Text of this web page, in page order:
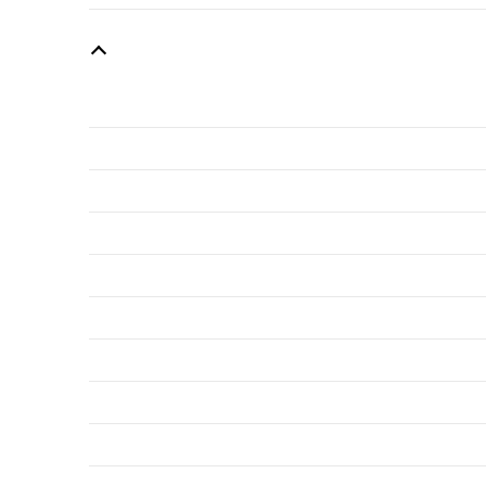
وقوع می‌پیوندد: بررسی‌های یک ویراستار